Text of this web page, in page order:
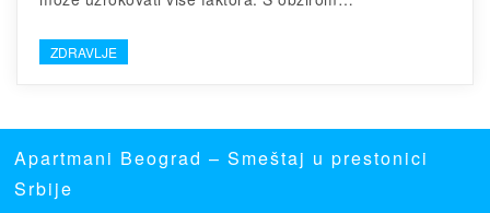
ZDRAVLJE
Apartmani Beograd– Smeštaj u prestonici
Srbije